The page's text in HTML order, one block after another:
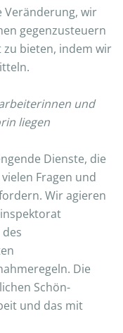
Veränderung, wir
gegenzusteuern
bieten, indem wir
und
liegen
Dienste, die
Fragen und
Wir agieren
Die
Schön-
und das mit